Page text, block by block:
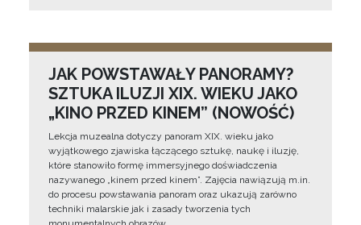
JAK POWSTAWAŁY PANORAMY?
SZTUKA ILUZJI XIX. WIEKU JAKO
„KINO PRZED KINEM” (NOWOŚĆ)
Lekcja muzealna dotyczy panoram XIX. wieku jako
wyjątkowego zjawiska łączącego sztukę, naukę i iluzję,
które stanowiło formę immersyjnego doświadczenia
nazywanego „kinem przed kinem”. Zajęcia nawiązują m.in.
do procesu powstawania panoram oraz ukazują zarówno
techniki malarskie jak i zasady tworzenia tych